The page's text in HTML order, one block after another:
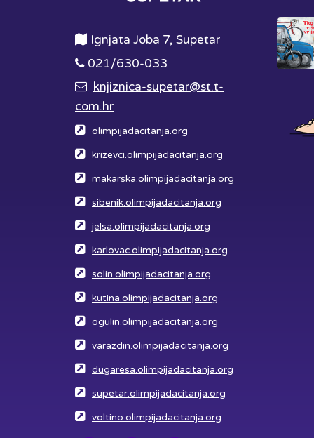
Ignjata Joba 7, Supetar
021/630-033
knjiznica-supetar@st.t-
com.hr
olimpijadacitanja.org
krizevci.olimpijadacitanja.org
makarska.olimpijadacitanja.org
sibenik.olimpijadacitanja.org
jelsa.olimpijadacitanja.org
karlovac.olimpijadacitanja.org
solin.olimpijadacitanja.org
kutina.olimpijadacitanja.org
ogulin.olimpijadacitanja.org
varazdin.olimpijadacitanja.org
dugaresa.olimpijadacitanja.org
supetar.olimpijadacitanja.org
voltino.olimpijadacitanja.org